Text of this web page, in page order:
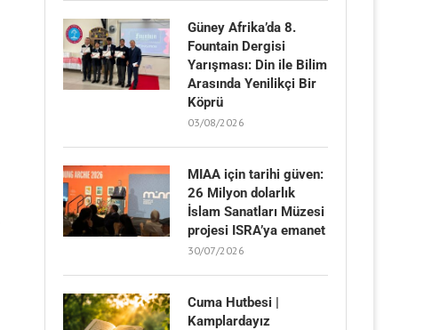
Güney Afrika’da 8.
Fountain Dergisi
Yarışması: Din ile Bilim
Arasında Yenilikçi Bir
Köprü
03/08/2026
MIAA için tarihi güven:
26 Milyon dolarlık
İslam Sanatları Müzesi
projesi ISRA’ya emanet
30/07/2026
Cuma Hutbesi |
Kamplardayız